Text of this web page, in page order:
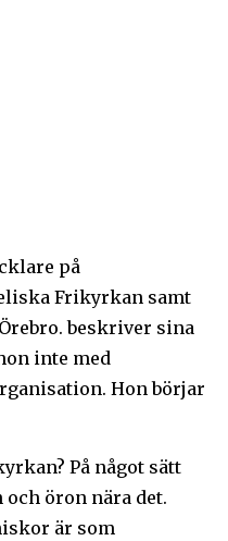
på
Frikyrkan samt
beskriver sina
inte med
Hon börjar
På något sätt
och öron nära det.
är som